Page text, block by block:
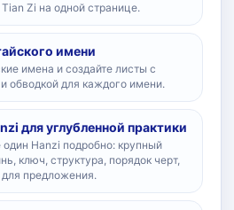
Zi на одной странице.
имени
имена и создайте листы с
обводкой для каждого имени.
для углубленной практики
один Hanzi подробно: крупный
ключ, структура, порядок черт,
для предложения.